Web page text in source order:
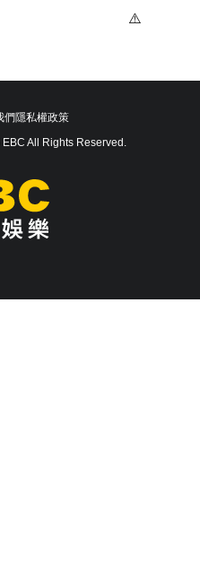
們隱私權政策
All Rights Reserved.